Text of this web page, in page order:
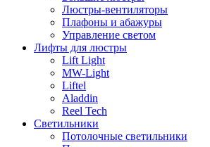
Люстры-вентиляторы
Плафоны и абажуры
Управление светом
Лифты для люстры
Lift Light
MW-Light
Liftel
Aladdin
Reel Tech
Светильники
Потолочные светильники